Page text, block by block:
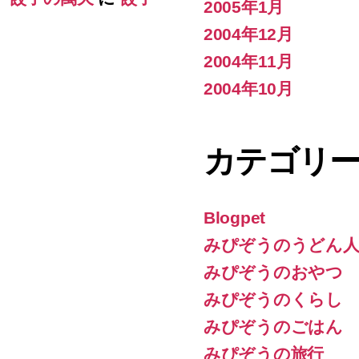
2005年1月
2004年12月
2004年11月
2004年10月
カテゴリ
Blogpet
みぴぞうのうどん
みぴぞうのおやつ
みぴぞうのくらし
みぴぞうのごはん
みぴぞうの旅行